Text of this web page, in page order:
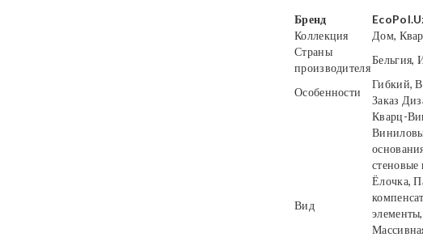
Бренд
Коллекция
Дом,
Страны
производителя
Бельгия,
Особенности
Гибкий,
Заказ
Вид
Кварц-
стеновые
Ёлочка,